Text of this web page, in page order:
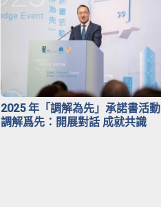
2025 年「調解為先」承諾書活動
調解爲先：開展對話 成就共識